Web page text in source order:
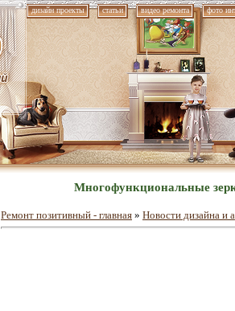
дизайн проекты статьи видео ремонта фото
Многофункциональные
Ремонт позитивный - главная » Новости дизайна и